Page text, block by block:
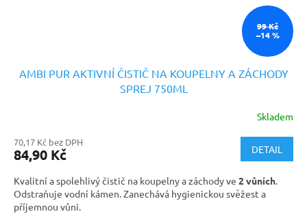
99 Kč
–14 %
AMBI PUR AKTIVNÍ ČISTIČ NA KOUPELNY A ZÁCHODY
SPREJ 750ML
Skladem
70,17 Kč bez DPH
84,90 Kč DETAIL
Kvalitní a spolehlivý čistič na koupelny a záchody ve 2 vůních.
Odstraňuje vodní kámen. Zanechává hygienickou svěžest a
příjemnou vůni.